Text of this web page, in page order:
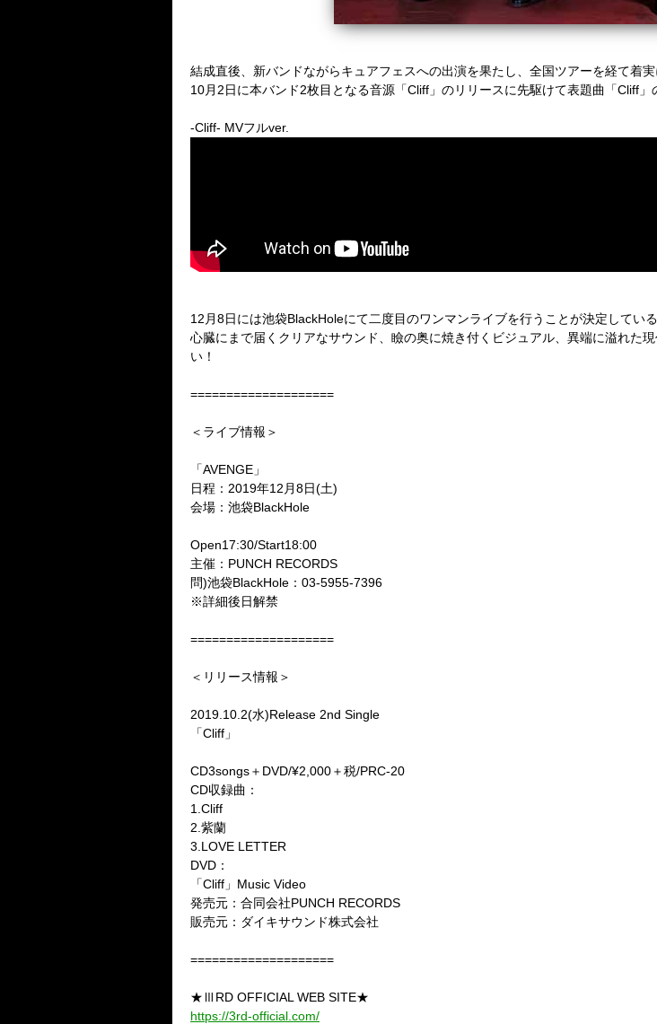
結成直後、新バンドながらキュアフェスへの出演を果たし、全国ツアーを経て着
10月2日に本バンド2枚目となる音源「Cliff」のリリースに先駆けて表題曲「Cliff」
-Cliff- MVフルver.
12月8日には池袋BlackHoleにて二度目のワンマンライブを行うことが決定している
心臓にまで届くクリアなサウンド、瞼の奥に焼き付くビジュアル、異端に溢れた
い！
====================
＜ライブ情報＞
「AVENGE」
日程：2019年12月8日(土)
会場：池袋BlackHole
Open17:30/Start18:00
主催：PUNCH RECORDS
問)池袋BlackHole：03-5955-7396
※詳細後日解禁
====================
＜リリース情報＞
2019.10.2(水)Release 2nd Single
「Cliff」
CD3songs＋DVD/¥2,000＋税/PRC-20
CD収録曲：
1.Cliff
2.紫蘭
3.LOVE LETTER
DVD：
「Cliff」Music Video
発売元：合同会社PUNCH RECORDS
販売元：ダイキサウンド株式会社
====================
★ⅢRD OFFICIAL WEB SITE★
https://3rd-official.com/